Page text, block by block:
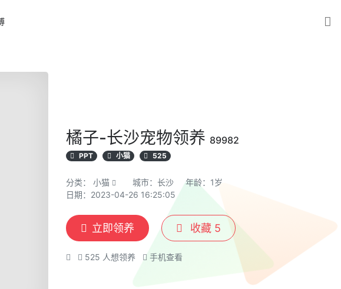
橘子-长沙宠物领养 89982
PPT 小猫 525
分类： 小猫 城市：长沙
年龄：1岁
日期：2023-04-26 16:25:05
立即领养 收藏 5
525 人想领养 手机查看